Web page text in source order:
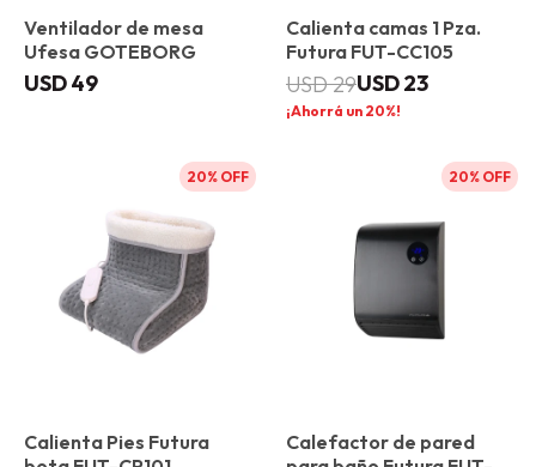
Ventilador de mesa
Ufesa GOTEBORG
USD49
Calienta camas 1 Pza.
Futura FUT-CC105
USD23
USD29
20
20
Calienta Pies Futura
20
Calefactor de pared